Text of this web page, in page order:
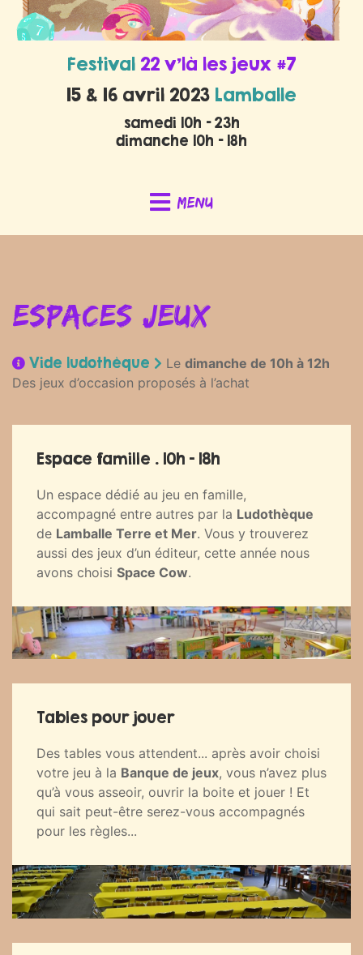
Festival 22 v’là les jeux #7
15 & 16 avril 2023 Lamballe
samedi 10h - 23h
dimanche 10h - 18h
Menu
Espaces jeux
Vide ludothèque Le dimanche de 10h à 12h
Des jeux d’occasion proposés à l’achat
Espace famille . 10h - 18h
Un espace dédié au jeu en famille,
accompagné entre autres par la Ludothèque
de Lamballe Terre et Mer. Vous y trouverez
aussi des jeux d’un éditeur, cette année nous
avons choisi Space Cow.
Tables pour jouer
Des tables vous attendent... après avoir choisi
votre jeu à la Banque de jeux, vous n’avez plus
qu’à vous asseoir, ouvrir la boite et jouer ! Et
qui sait peut-être serez-vous accompagnés
pour les règles...